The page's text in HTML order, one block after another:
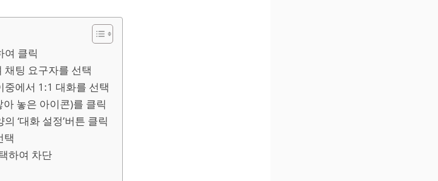
여 클릭
팅 요구자를 선택
중에서 1:1 대화를 선택
놓은 아이콘)를 클릭
‘대화 설정’버튼 클릭
택
하여 차단